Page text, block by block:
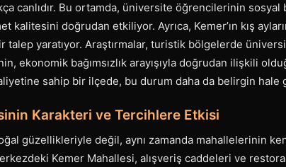
canlıdır. Bu ortamda, üniversite öğrencilerinin
kalitesini doğrudan etkiliyor. Ayrıca, Kemer’ın kış
talep yaratıyor. Araştırmalar, turistik bölgelerde
ekonomik bağımsızlık arayışıyla doğrudan ilişkili
sahip bir ilçede, bu durum daha da belirgin hale
Karakteri ve Tercihlere Etkisi
güzellikleriyle değil, aynı zamanda mahallelerinin
Kemer Mahallesi, alışveriş caddeleri ve